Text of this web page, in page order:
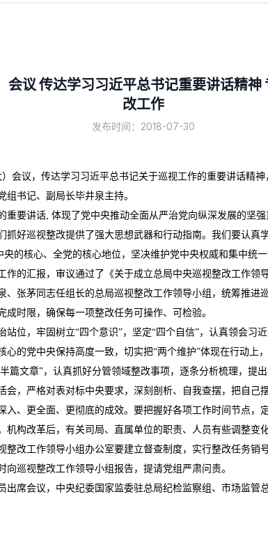
会议 传达学习习近平总书记重要讲话精
改工作
发布时间：2018-07-30
会议，传达学习习近平总书记关于巡视工作的重要讲话精
书记、副局长毕井泉主持。
要讲话, 体现了党中央推动全面从严治党向纵深发展的坚强
好巡视整改提供了强大思想武器和行动指南。我们要认真
的核心、全党的核心地位，坚决维护党中央权威和集中统一
的汇报，审议通过了《关于成立总局中央巡视整改工作领
、张茅同志任组长的总局巡视整改工作领导小组，统筹推进
时限，确保每一项整改任务可操作、可检验。
，牢固树立“四个意识”，坚定“四个自信”，认真领会习
心的党中央保持高度一致，切实把“两个维护”体现在行动上
篇文章”，认真抓好分管领域整改事项，逐条分析梳理，提
会，严格对表对标中央要求，深刻剖析、自我查摆，把自己
入、更全面、更彻底的成效。要把握好各项工作时间节点，
构改革后，有关司局、直属单位的职责、人员有些调整变
整改工作领导小组办公室要建立督查制度，实行整改任务销
巡视整改工作领导小组报告，提请党组严肃问责。
席会议，中央纪委国家监委驻总局纪检监察组、市场监管